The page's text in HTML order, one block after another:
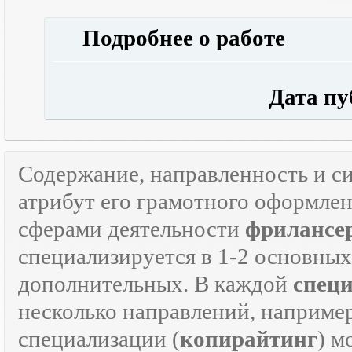
Подробнее о работе
Дата
Содержание, направленность и
атрибут его грамотного
сферами деятельности
специализируется в 1-2
дополнительных. В каждой
несколько направлений,
специализации (копирайтинг)